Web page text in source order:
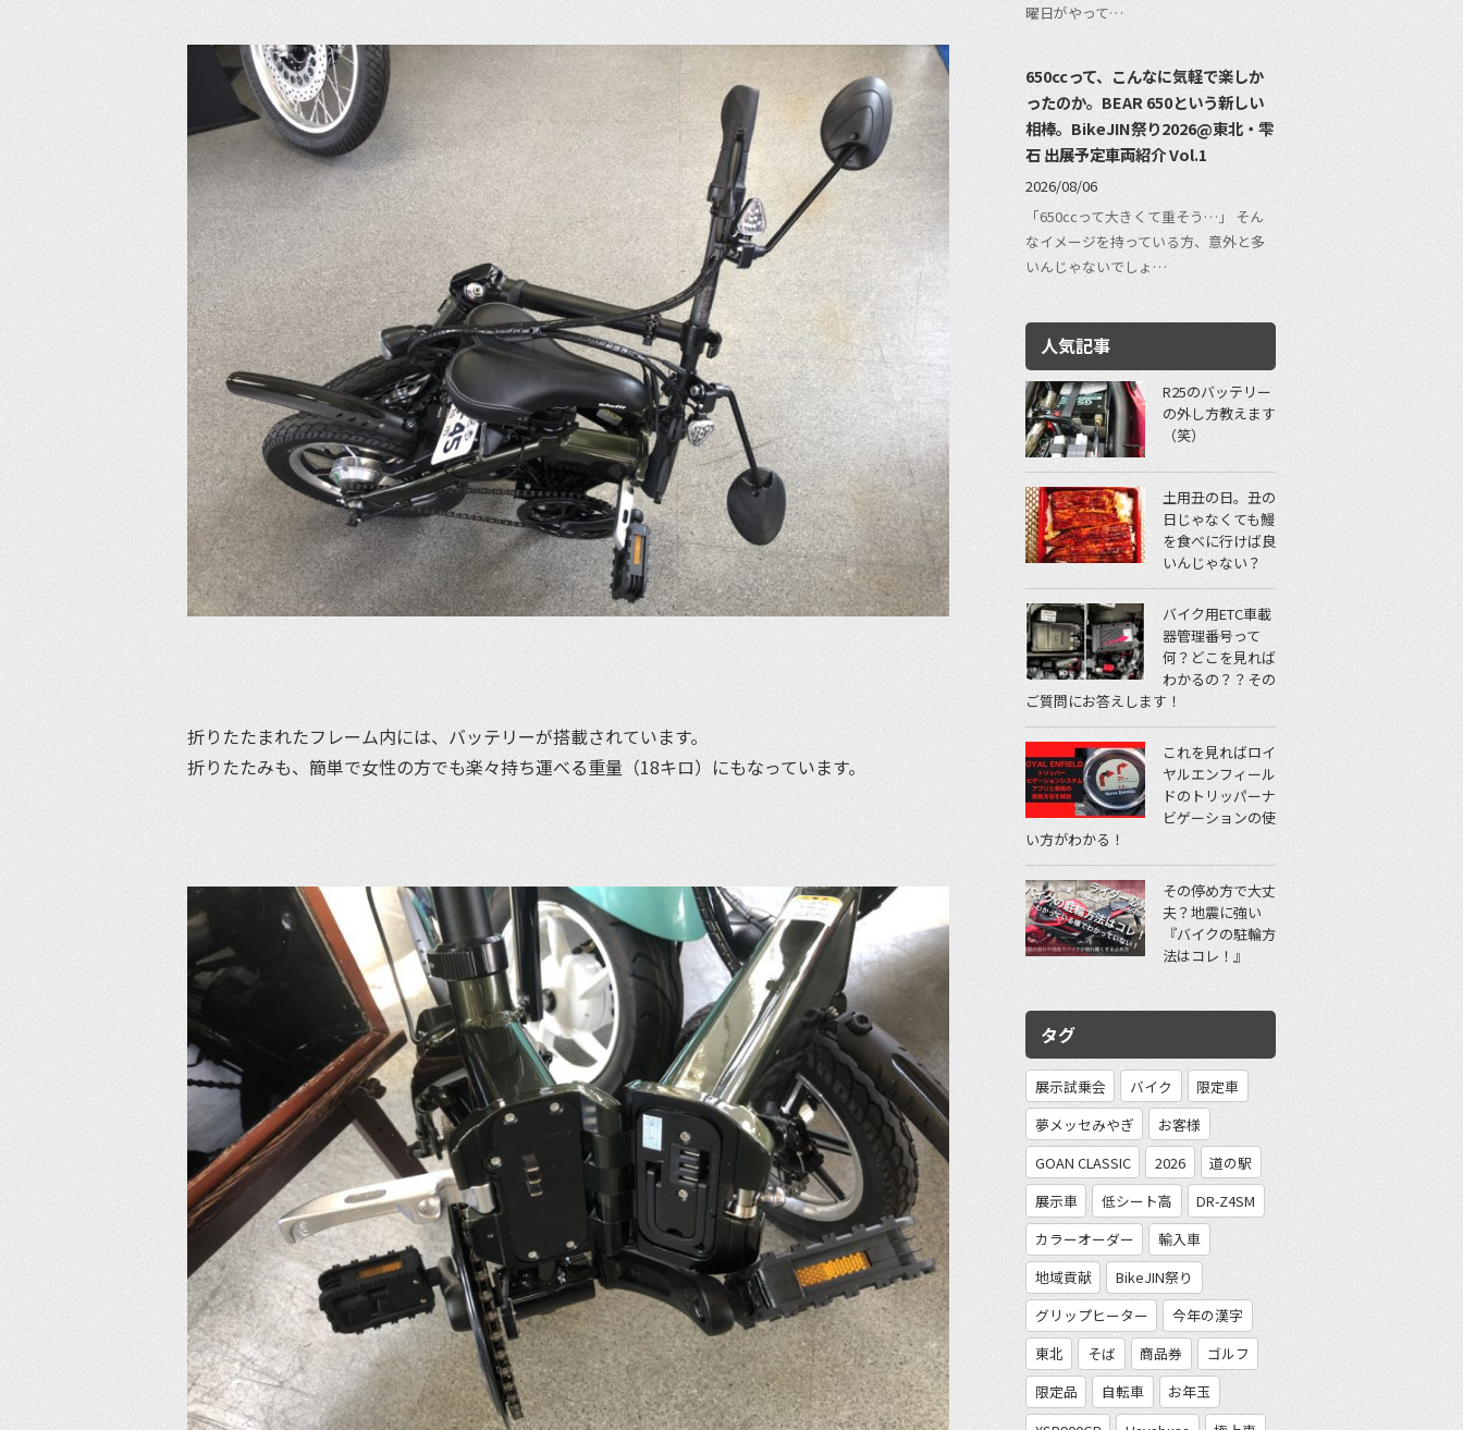
折りたたまれたフレーム内には、バッテリーが搭載されています。
折りたたみも、簡単で女性の方でも楽々持ち運べる重量（18キロ）にもなっています。
曜日がやって…
650ccって、こんなに気軽で楽しか
ったのか。BEAR 650という新しい
相棒。BikeJIN祭り2026@東北・雫
石 出展予定車両紹介 Vol.1
2026/08/06
「650ccって大きくて重そう…」 そん
なイメージを持っている方、意外と多
いんじゃないでしょ…
人気記事
R25のバッテリー
の外し方教えます
（笑）
土用丑の日。丑の
日じゃなくても鰻
を食べに行けば良
いんじゃない？
バイク用ETC車載
器管理番号って
何？どこを見れば
わかるの？？その
ご質問にお答えします！
これを見ればロイ
ヤルエンフィール
ドのトリッパーナ
ビゲーションの使
い方がわかる！
その停め方で大丈
夫？地震に強い
『バイクの駐輪方
法はコレ！』
タグ
展示試乗会 バイク
限定車
夢メッセみやぎ
お客様
GOAN CLASSIC
2026
道の駅
展示車
低シート高
DR-Z4SM
カラーオーダー
輸入車
地域貢献
BikeJIN祭り
グリップヒーター
今年の漢字
東北
そば 商品券
ゴルフ
限定品
自転車
お年玉